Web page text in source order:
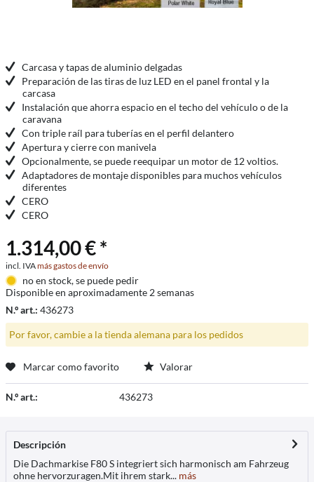
Carcasa y tapas de aluminio delgadas
Preparación de las tiras de luz LED en el panel frontal y la
carcasa
Instalación que ahorra espacio en el techo del vehículo o de la
caravana
Con triple raíl para tuberías en el perfil delantero
Apertura y cierre con manivela
Opcionalmente, se puede reequipar un motor de 12 voltios.
Adaptadores de montaje disponibles para muchos vehículos
diferentes
CERO
CERO
1.314,00 € *
incl. IVAmás gastos de envío
no en stock, se puede pedir
Disponible en aproximadamente 2 semanas
N.º art.: 436273
Por favor, cambie a la tienda alemana para los pedidos
Marcar como favorito Valorar
N.º art.: 436273
Descripción
Die Dachmarkise F80 S integriert sich harmonisch am Fahrzeug
ohne hervorzuragen.Mit ihrem stark... más